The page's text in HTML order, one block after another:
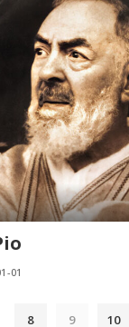
01
8 9 10